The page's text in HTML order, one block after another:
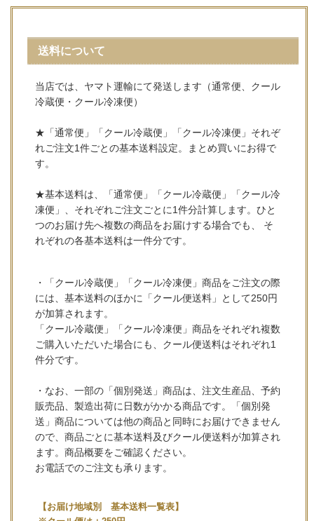
送料について
当店では、ヤマト運輸にて発送します（通常便、クール
冷蔵便・クール冷凍便）
★「通常便」「クール冷蔵便」「クール冷凍便」それぞ
れご注文1件ごとの基本送料設定。まとめ買いにお得で
す。
★基本送料は、「通常便」「クール冷蔵便」「クール冷
凍便」、それぞれご注文ごとに1件分計算します。ひと
つのお届け先へ複数の商品をお届けする場合でも、 そ
れぞれの各基本送料は一件分です。
・「クール冷蔵便」「クール冷凍便」商品をご注文の際
には、基本送料のほかに「クール便送料」として250円
が加算されます。
「クール冷蔵便」「クール冷凍便」商品をそれぞれ複数
ご購入いただいた場合にも、クール便送料はそれぞれ1
件分です。
・なお、一部の「個別発送」商品は、注文生産品、予約
販売品、製造出荷に日数がかかる商品です。「個別発
送」商品については他の商品と同時にお届けできません
ので、商品ごとに基本送料及びクール便送料が加算され
ます。商品概要をご確認ください。
お電話でのご注文も承ります。
【お届け地域別 基本送料一覧表】